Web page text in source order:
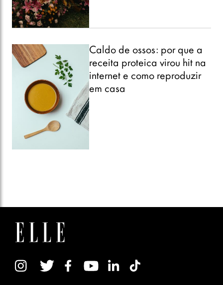
Caldo de ossos: por que a
receita proteica virou hit na
internet e como reproduzir
em casa